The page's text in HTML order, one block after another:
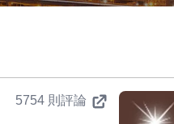
5754 則評論